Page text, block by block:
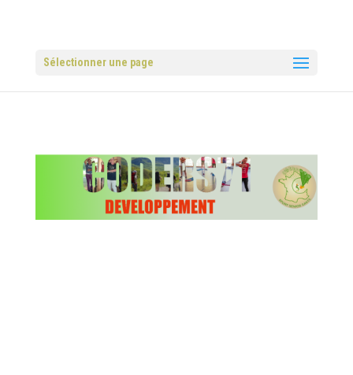
Sélectionner une page